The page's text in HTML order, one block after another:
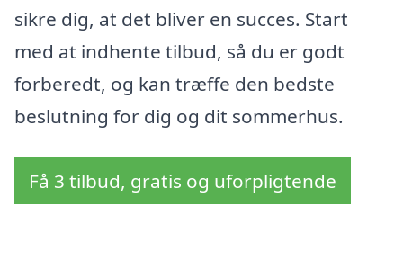
sikre dig, at det bliver en succes. Start
med at indhente tilbud, så du er godt
forberedt, og kan træffe den bedste
beslutning for dig og dit sommerhus.
Få 3 tilbud, gratis og uforpligtende